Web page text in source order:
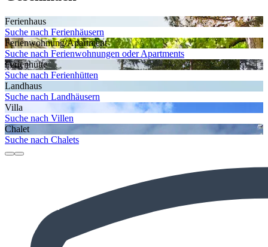
Ferienhaus
Suche nach Ferienhäusern
Ferienwohnung/Apartment
Suche nach Ferienwohnungen oder Apartments
Ferienhütte
Suche nach Ferienhütten
Landhaus
Suche nach Landhäusern
Villa
Suche nach Villen
Chalet
Suche nach Chalets